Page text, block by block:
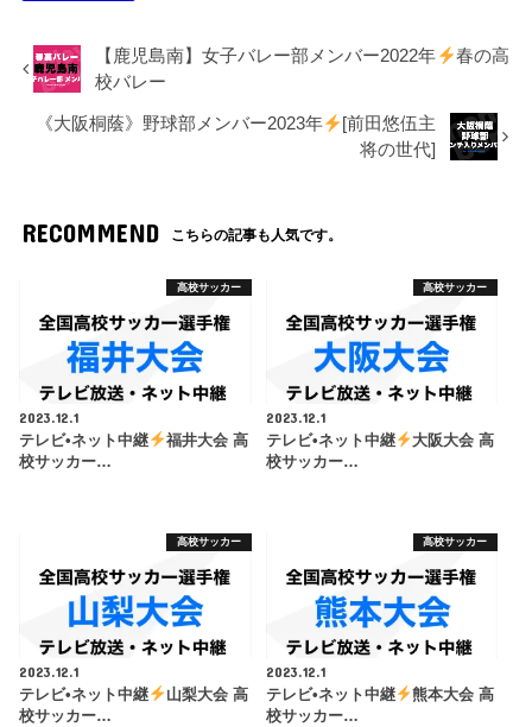
【鹿児島南】女子バレー部メンバー2022年
春の高
校バレー
《大阪桐蔭》野球部メンバー2023年
[前田悠伍主
将の世代]
RECOMMEND こちらの記事も人気です。
高校サッカー
2023.12.1
テレビ•ネット中継
福井大会 高
校サッカー…
高校サッカー
2023.12.1
テレビ•ネット中継
大阪大会 高
校サッカー…
高校サッカー
2023.12.1
テレビ•ネット中継
山梨大会 高
校サッカー…
高校サッカー
2023.12.1
テレビ•ネット中継
熊本大会 高
校サッカー…